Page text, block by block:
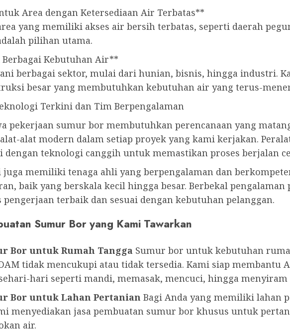
Area dengan Ketersediaan Air Terbatas**
yang memiliki akses air bersih terbatas, seperti daerah
pilihan utama.
Kebutuhan Air**
berbagai sektor, mulai dari hunian, bisnis, hingga industri.
besar yang membutuhkan kebutuhan air yang terus-
Terkini dan Tim Berpengalaman
pekerjaan sumur bor membutuhkan perencanaan yang
alat modern dalam setiap proyek yang kami kerjakan.
dengan teknologi canggih untuk memastikan proses berjalan
memiliki tenaga ahli yang berpengalaman dan
baik yang berskala kecil hingga besar. Berbekal
terbaik dan sesuai dengan kebutuhan pelanggan.
Sumur Bor yang Kami Tawarkan
Bor untuk Rumah Tangga Sumur bor untuk kebutuhan
tidak mencukupi atau tidak tersedia. Kami siap membantu
hari seperti mandi, memasak, mencuci, hingga menyiram
Bor untuk Lahan Pertanian Bagi Anda yang memiliki lahan
menyediakan jasa pembuatan sumur bor khusus untuk
air.